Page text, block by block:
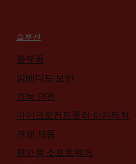
솔루션
플랫폼
임베디드 보안
기능 안전
마이크로컨트롤러 아키텍처
전체 제품
평가용 소프트웨어